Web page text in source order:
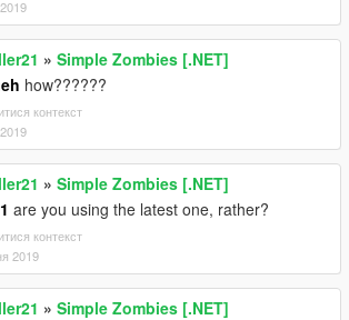
» Simple Zombies [.NET]
how??????
контекст
» Simple Zombies [.NET]
are you using the latest one, rather?
контекст
2019
» Simple Zombies [.NET]